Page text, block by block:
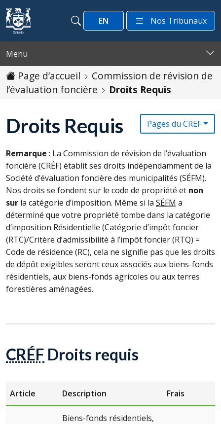
Passer au contenu
Recherche
Recherche
EN Nos Tribunaux
Menu
Page d’accueil
Commission de révision de
l’évaluation foncière
Droits Requis
Droits Requis Pages du CREF
Remarque : La Commission de révision de l’évaluation
foncière (CRÉF) établit ses droits indépendamment de la
Société d’évaluation foncière des municipalités (SÉFM).
Nos droits se fondent sur le code de propriété et non
sur la catégorie d’imposition. Même si la SÉFM a
déterminé que votre propriété tombe dans la catégorie
d’imposition Résidentielle (Catégorie d’impôt foncier
(RTC)/Critère d’admissibilité à l’impôt foncier (RTQ) =
Code de résidence (RC), cela ne signifie pas que les droits
de dépôt exigibles seront ceux associés aux biens-fonds
résidentiels, aux biens-fonds agricoles ou aux terres
forestières aménagées.
CRÉF Droits requis
Article Description Frais
Biens-fonds résidentiels,